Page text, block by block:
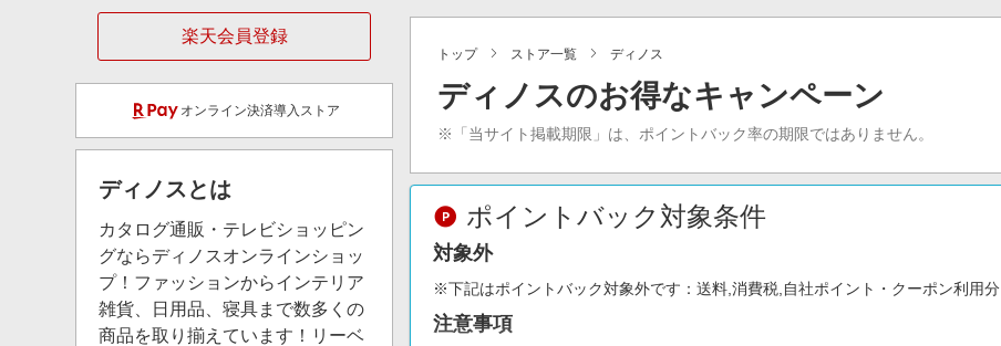
楽天会員登録
オンライン決済導入ストア
ディノス とは
カタログ通販・テレビショッピン
グならディノスオンラインショッ
プ！ファッションからインテリア
雑貨、日用品、寝具まで数多くの
商品を取り揃えています！リーベ
トップ ストア一覧 ディノス
ディノスのお得なキャンペーン
※「当サイト掲載期限」は、ポイントバック率の期限ではありません。
ポイントバック対象条件
対象外
※下記はポイントバック対象外です：送料,消費税,自社ポイント・クーポン利用分
注意事項